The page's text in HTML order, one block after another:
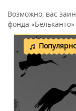
Возможно, вас
фонда «Бельканто»